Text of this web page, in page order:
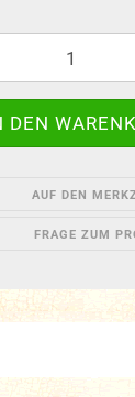
AUF DEN
FRAGE ZUM